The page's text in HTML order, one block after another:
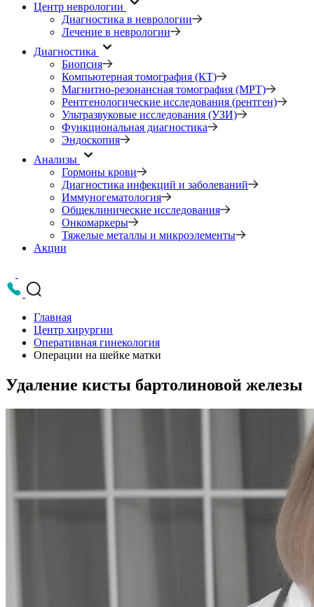
Центр неврологии
Диагностика в неврологии
Лечение в неврологии
Диагностика
Биопсия
Компьютерная томография (КТ)
Магнитно-резонансная томография (МРТ)
Рентгенологические исследования (рентген)
Ультразвуковые исследования (УЗИ)
Функциональная диагностика
Эндоскопия
Анализы
Гормоны крови
Диагностика инфекций и заболеваний
Иммуногематология
Общеклинические исследования
Онкомаркеры
Тяжелые металлы и микроэлементы
Акции
Главная
Центр хирургии
Оперативная гинекология
Операции на шейке матки
Удаление кисты бартолиновой железы